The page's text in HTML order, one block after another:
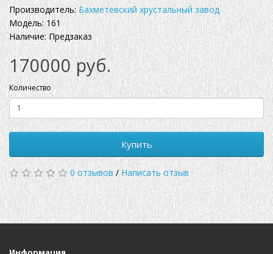
Производитель:Бахметевский хрустальный завод
Модель: 161
Наличие: Предзаказ
170000 руб.
Количество
Купить
0 отзывов / Написать отзыв